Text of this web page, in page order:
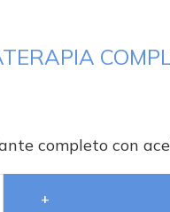
completo con
+